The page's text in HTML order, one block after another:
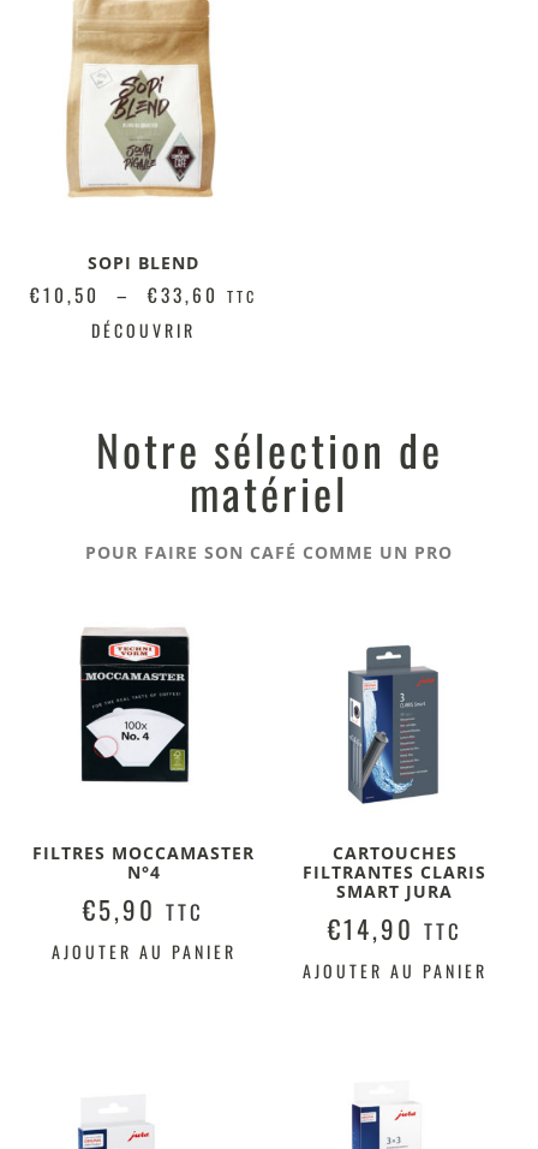
SOPI BLEND
€10,50 – €33,60 TTC
DÉCOUVRIR
Notre sélection de
matériel
POUR FAIRE SON CAFÉ COMME UN PRO
FILTRES MOCCAMASTER
N°4
€5,90 TTC
AJOUTER AU PANIER
CARTOUCHES
FILTRANTES CLARIS
SMART JURA
€14,90 TTC
AJOUTER AU PANIER